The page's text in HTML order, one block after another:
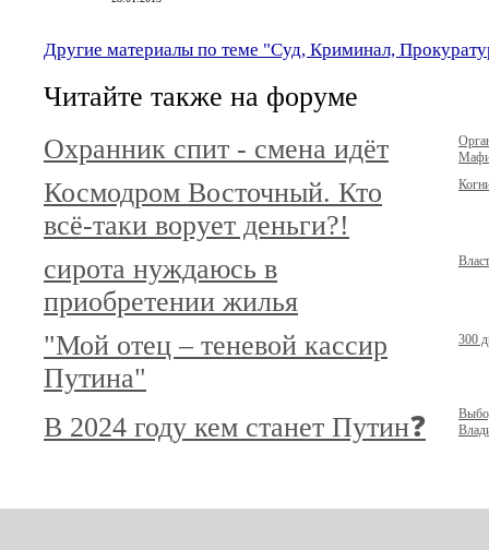
Другие материалы по теме "Суд, Криминал,
Читайте также на форуме
Охранник спит - смена идёт
Космодром Восточный. Кто
всё-таки ворует деньги?!
сирота нуждаюсь в
приобретении жилья
"Мой отец – теневой кассир
Путина"
300
В 2024 году кем станет Путин❓